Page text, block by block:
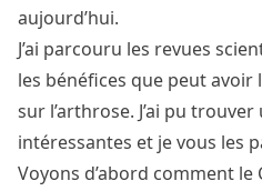
aujourd’hui.
J’ai parcouru les revues
les bénéfices que peut avoir
sur l’arthrose. J’ai pu
intéressantes et je vous les
Voyons d’abord comment